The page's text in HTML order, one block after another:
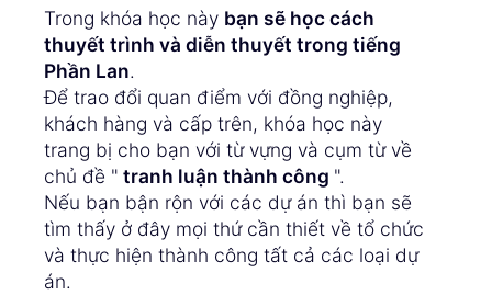
Trong khóa học này bạn sẽ học cách
thuyết trình và diễn thuyết trong tiếng
Phần Lan.
Để trao đổi quan điểm với đồng nghiệp,
khách hàng và cấp trên, khóa học này
trang bị cho bạn với từ vựng và cụm từ về
chủ đề " tranh luận thành công ".
Nếu bạn bận rộn với các dự án thì bạn sẽ
tìm thấy ở đây mọi thứ cần thiết về tổ chức
và thực hiện thành công tất cả các loại dự
án.